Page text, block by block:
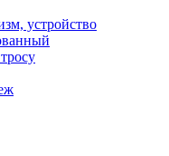
устройство